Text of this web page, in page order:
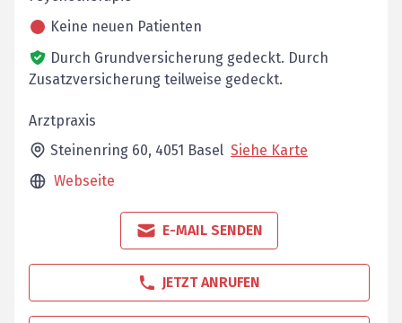
Keine neuen Patienten
Durch Grundversicherung gedeckt. Durch
Zusatzversicherung teilweise gedeckt.
Arztpraxis
Steinenring 60, 4051 Basel Siehe Karte
Webseite
E-MAIL SENDEN
JETZT ANRUFEN